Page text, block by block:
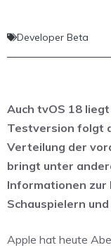
Developer Beta
Auch tvOS 18
Testversion folgt
Verteilung der
bringt unter
Informationen zur
Schauspielern
Apple hat heute